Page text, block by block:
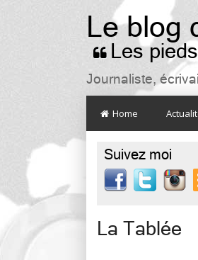
Le blog
 Les
Journaliste,
Home
Suivez moi
La Tablée